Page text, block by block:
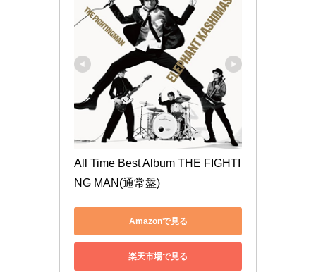
All Time Best Album THE FIGHTI
NG MAN(通常盤)
Amazonで見る
楽天市場で見る